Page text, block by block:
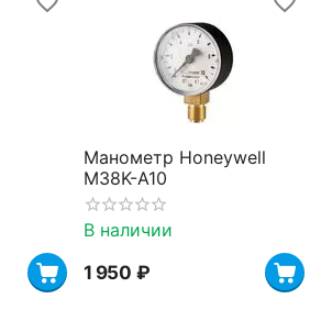
Манометр Honeywell
M38K-A10
В наличии
1 950 ₽